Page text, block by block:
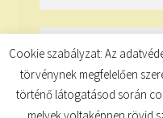
Cookie szabályzat: Az
törvénynek megfelelően
történő látogatásod során
melyek voltaképpen rövid